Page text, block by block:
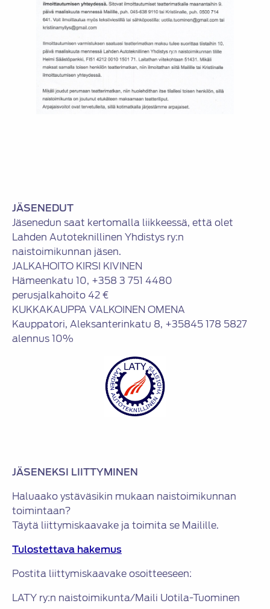
JÄSENEDUT
Jäsenedun saat kertomalla liikkeessä, että olet
Lahden Autoteknillinen Yhdistys ry:n
naistoimikunnan jäsen.
JALKAHOITO KIRSI KIVINEN
Hämeenkatu 10, +358 3 751 4480
perusjalkahoito 42 €
KUKKAKAUPPA VALKOINEN OMENA
Kauppatori, Aleksanterinkatu 8, +35845 178 5827
alennus 10%
JÄSENEKSI LIITTYMINEN
Haluaako ystäväsikin mukaan naistoimikunnan
toimintaan?
Täytä liittymiskaavake ja toimita se Mailille.
Tulostettava hakemus
Postita liittymiskaavake osoitteeseen:
LATY ry:n naistoimikunta/Maili Uotila-Tuominen